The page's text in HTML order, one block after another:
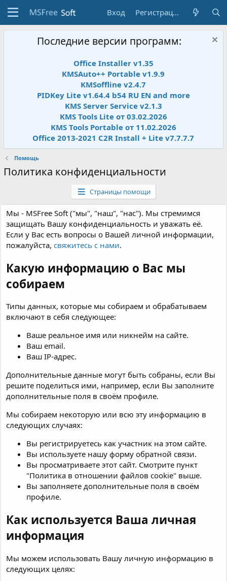
Вход Регистрация
Последние версии программ:
Office Installer v1.35
KMSAuto++ Portable v1.9.9
KMSoffline v2.4.7
PIDKey Lite v1.64.4 b54 RU EN and more
KMS Server Service v2.1.3
KMS Tools Lite от 03.02.2026
KMS Tools Portable от 11.02.2026
Office 2013-2021 C2R Install + Lite v7.7.7.7
Помощь
Политика конфиденциальности
Страницы помощи
Мы - MSFree Soft ("мы", "наш", "нас"). Мы стремимся
защищать Вашу конфиденциальность и уважать её.
Если у Вас есть вопросы о Вашей личной информации,
пожалуйста,свяжитесь с нами.
Какую информацию о Вас мы
собираем
Типы данных, которые мы собираем и обрабатываем
включают в себя следующее:
Ваше реальное имя или никнейм на сайте.
Ваш email.
Ваш IP-адрес.
Дополнительные данные могут быть собраны, если Вы
решите поделиться ими, например, если Вы заполните
дополнительные поля в своём профиле.
Мы собираем некоторую или всю эту информацию в
следующих случаях:
Вы регистрируетесь как участник на этом сайте.
Вы используете нашу форму обратной связи.
Вы просматриваете этот сайт. Смотрите пункт
"Политика в отношении файлов cookie" выше.
Вы заполняете дополнительные поля в своём
профиле.
Как используется Ваша личная
информация
Мы можем использовать Вашу личную информацию в
следующих целях: